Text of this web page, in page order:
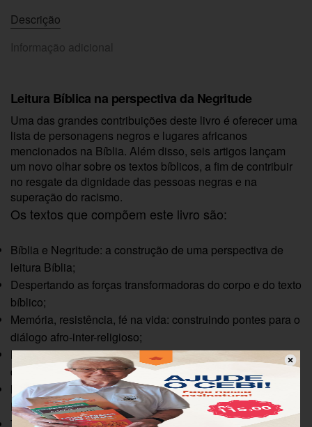
Descrição
Informação adicional
Leitura Bíblica na perspectiva da Negritude
Uma das grandes contribuições deste livro é oferecer uma
lista de personagens negros e lugares africanos
mencionados na Bíblia. Além disso, seis artigos lançam
um novo olhar sobre os textos bíblicos, a fim de contribuir
no resgate da dignidade das pessoas negras e na
superação do racismo.
Os textos que compõem este livro são:
Bíblia e Negritude: a construção de uma perspectiva de
leitura Bíblia;
Despertando as forças transformadoras do corpo e do texto
bíblico;
Memória, resistência, fé na vida: construindo pontes para o
diálogo afro-inter-religioso;
No ritmo dos tambores, partilhamos a vida e nos
descobrimos na Bíblia;
Mitologia afro-brasileira e Bíblia: as diferentes falas sobre
Deus;